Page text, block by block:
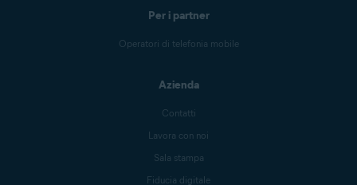
Per i partner
Operatori di telefonia mobile
Azienda
Contatti
Lavora con noi
Sala stampa
Fiducia digitale